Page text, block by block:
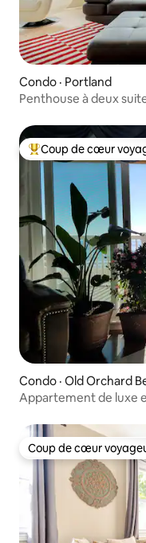
Condo · Portland
Penthouse à deux
Coup de cœur
Coup de cœur
Condo · Old Orchard
Appartement de luxe
Coup de cœur
Coup de cœur